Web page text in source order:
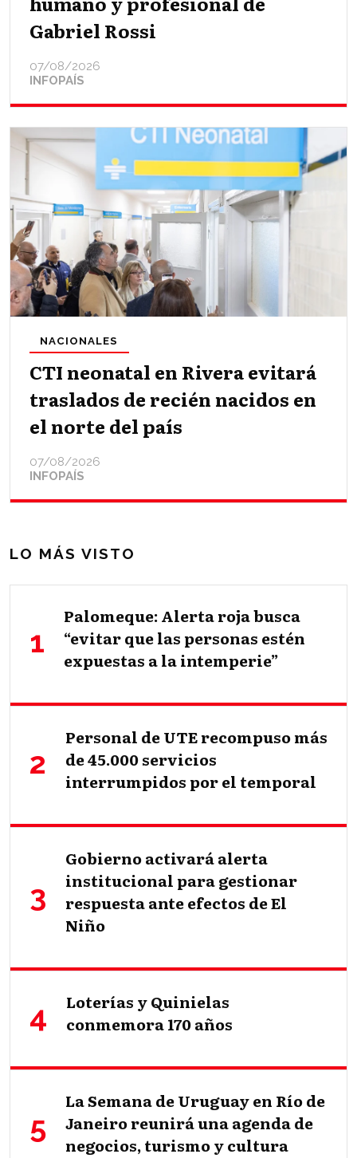
Gabriel Rossi
INFOPAÍS
07/08/2026
CTI neonatal en Rivera evitará
traslados de recién nacidos en
el norte del país
INFOPAÍS
NACIONALES
07/08/2026
LO MÁS VISTO
Palomeque: Alerta roja busca
“evitar que las personas estén
expuestas a la intemperie”
Personal de UTE recompuso más
de 45.000 servicios
interrumpidos por el temporal
Gobierno activará alerta
institucional para gestionar
respuesta ante efectos de El
Niño
Loterías y Quinielas
conmemora 170 años
La Semana de Uruguay en Río de
Janeiro reunirá una agenda de
negocios, turismo y cultura